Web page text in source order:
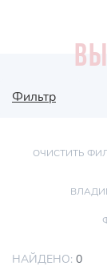
Фильтр
ОЧИСТИТЬ
НАЙДЕНО: 0